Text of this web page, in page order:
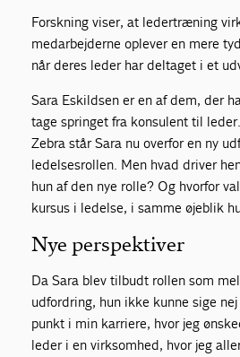
Forskning viser, at ledertræning
medarbejderne oplever en mere
når deres leder har deltaget i et
Sara Eskildsen er en af dem, der
tage springet fra konsulent til
Zebra står Sara nu overfor en ny
ledelsesrollen. Men hvad driver
hun af den nye rolle? Og hvorfor
kursus i ledelse, i samme øjeblik
Nye perspektiver
Da Sara blev tilbudt rollen som
udfordring, hun ikke kunne sige
punkt i min karriere, hvor jeg
leder i en virksomhed, hvor jeg